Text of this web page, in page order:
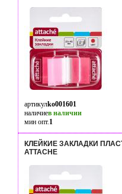
артикулko001601
наличиев наличии
мин опт.1
КЛЕЙКИЕ ЗАКЛАДКИ
ATTACHE